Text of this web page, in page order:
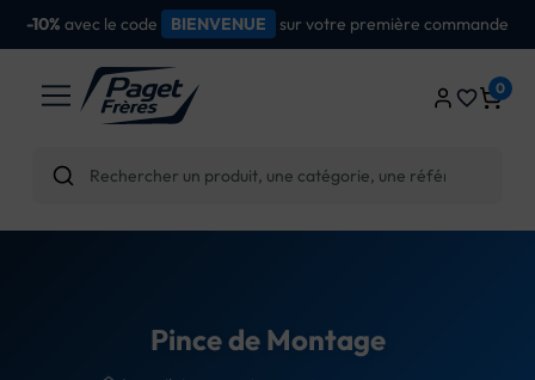
Livraison gratuitedès 100€ d'achat
0
favorite_border
Pince de Montage